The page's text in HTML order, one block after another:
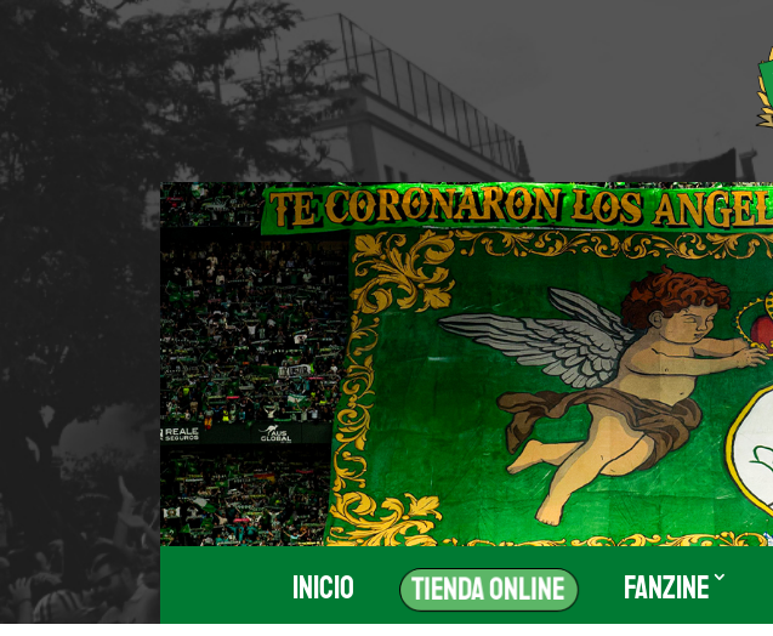
Inicio Tienda Online Fanzine